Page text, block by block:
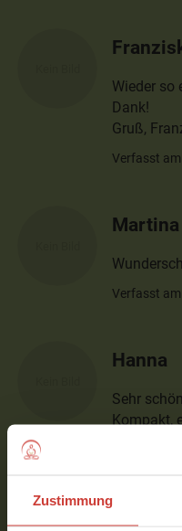
Zustimmung
Wieder so
Dank!
Gruß,
Verfasst
Martina
Verfasst
Hanna
Sehr
Kompakt,
wird